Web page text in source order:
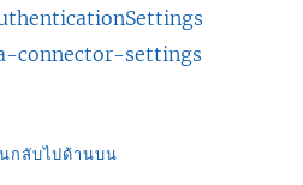
connector-settings
กลับไปด้านบน